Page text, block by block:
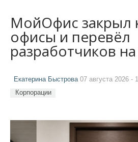
МойОфис закрыл
офисы и перевёл
разработчиков
Екатерина Быстрова 07 августа 2026 -
Корпорации